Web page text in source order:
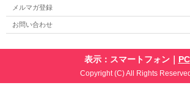
メルマガ登録
お問い合わせ
表示：スマートフォン｜ PC
Copyright (C) All Rights